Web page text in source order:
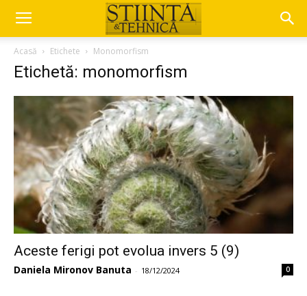
Acasă Etichete Monomorfism
Etichetă: monomorfism
Aceste ferigi pot evolua invers 5 (9)
Daniela Mironov Banuta - 18/12/2024 0